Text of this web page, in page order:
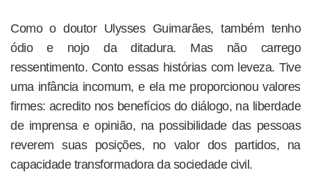
Como o doutor Ulysses Guimarães, também tenho
ódio e nojo da ditadura. Mas não carrego
ressentimento. Conto essas histórias com leveza. Tive
uma infância incomum, e ela me proporcionou valores
firmes: acredito nos benefícios do diálogo, na liberdade
de imprensa e opinião, na possibilidade das pessoas
reverem suas posições, no valor dos partidos, na
capacidade transformadora da sociedade civil.